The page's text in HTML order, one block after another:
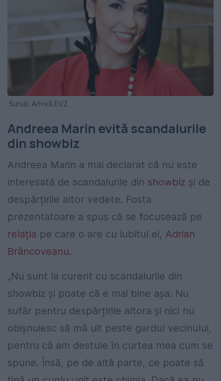
Sursă: Arhivă EVZ
Andreea Marin evită scandalurile
din showbiz
Andreea Marin a mai declarat că nu este
interesată de scandalurile din showbiz și de
despărțirile altor vedete. Fosta
prezentatoare a spus că se focusează pe
relația pe care o are cu iubitul ei, Adrian
Brâncoveanu.
„Nu sunt la curent cu scandalurile din
showbiz și poate că e mai bine așa. Nu
sufăr pentru despărțirile altora și nici nu
obișnuiesc să mă uit peste gardul vecinului,
pentru că am destule în curtea mea cum se
spune. Însă, pe de altă parte, ce poate să